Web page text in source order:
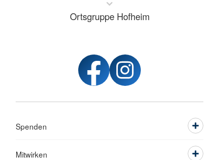
Ortsgruppe Hofheim
Spenden
Mitwirken